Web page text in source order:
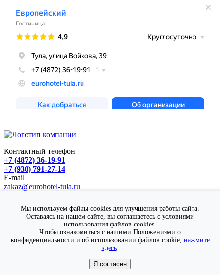
Контактный телефон
+7 (4872) 36-19-91
+7 (930) 791-27-14
E-mail
zakaz@eurohotel-tula.ru
г. Тула, ул. Войкова, д. 39
Гостевой Дом "Европейский"
© 2025 Все права защищены
Политика в отношении обработки персональных данных
Веб-студия "Дом сайтов"
Мы используем файлы cookies для улучшения работы сайта.
Оставаясь на нашем сайте, вы соглашаетесь с условиями
использования файлов cookies.
Чтобы ознакомиться с нашими Положениями о
конфиденциальности и об использовании файлов cookie, нажмите
здесь.
Я согласен